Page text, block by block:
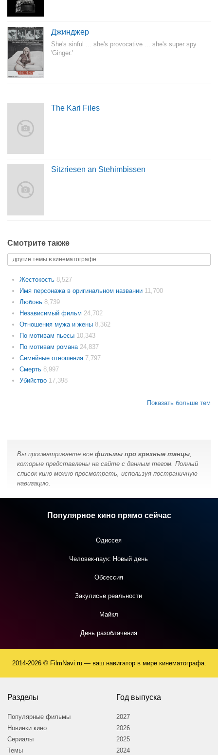
Джинджер
She's sinful ... she's provocative ... she's super spy
'Ginger.'
The Kari Files
Sitzriesen an Stehimbissen
Смотрите также
другие темы в кинематографе
Жестокость 8,527
Имя персонажа в оригинальном названии 11,700
Любовь 8,739
Независимый фильм 24,702
Отношения мужа и жены 8,362
По мотивам пьесы 10,343
По мотивам романа 24,837
Семейные отношения 7,797
Смерть 8,997
Убийство 17,398
Показать больше тем
Вы просматриваете все фильмы про грязные танцы,
которые представлены на сайте с данным тегом. Полный
список кино можно просмотреть, используя постраничную
навигацию.
Популярное кино прямо сейчас
Одиссея
Человек-паук: Новый день
Обсессия
Закулисье реальности
Майкл
День разоблачения
2014-2026 © FilmNavi.ru — ваш навигатор в мире кинематографа.
Разделы
Популярные фильмы
Новинки кино
Сериалы
Темы
Год выпуска
2027
2026
2025
2024